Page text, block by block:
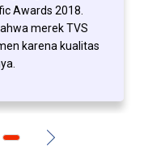
Sport Retro 225-
Otomotif
TVS Callisto 125
The Best Low